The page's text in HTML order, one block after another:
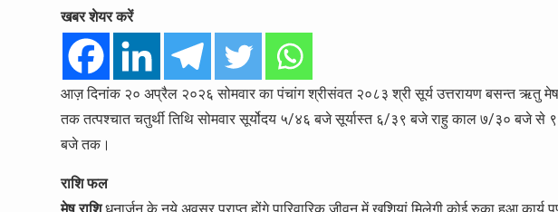
खबर शेयर करें
आज़ दिनांक २० अप्रैल २०२६ सोमवार का पंचांग श्रीसंवत २०८३ श्री सूर्य उत्तरायण बसन्त ऋतु
तक तत्पश्चात चतुर्थी तिथि सोमवार सूर्योदय ५/४६ बजे सूर्यास्त ६/३९ बजे राहु काल ७/३० बजे
बजे तक।
राशि फल